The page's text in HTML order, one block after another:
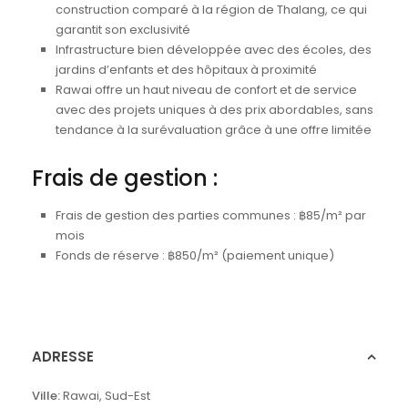
construction comparé à la région de Thalang, ce qui
garantit son exclusivité
Infrastructure bien développée avec des écoles, des
jardins d’enfants et des hôpitaux à proximité
Rawai offre un haut niveau de confort et de service
avec des projets uniques à des prix abordables, sans
tendance à la surévaluation grâce à une offre limitée
Frais de gestion :
Frais de gestion des parties communes : ฿85/m² par
mois
Fonds de réserve : ฿850/m² (paiement unique)
ADRESSE
Ville:Rawai, Sud-Est